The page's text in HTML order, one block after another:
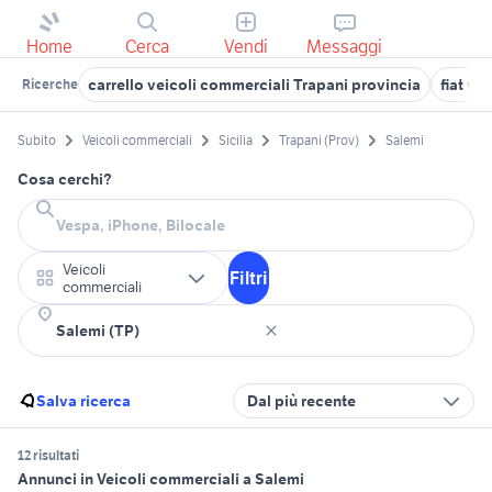
Home Cerca Vendi Messaggi
Ricerche carrello veicoli commerciali Trapani provincia fiat
Subito Veicoli commerciali Sicilia Trapani (Prov) Salemi
Cosa cerchi?
Veicoli
commerciali
Filtri
Salva ricerca Dal più recente
12 risultati
Annunci in Veicoli commerciali a Salemi